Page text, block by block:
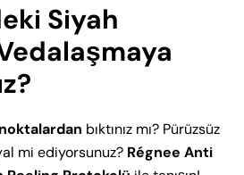
Siyah
bıktınız mı? Pürüzsüz
mi ediyorsunuz? Régnee Anti